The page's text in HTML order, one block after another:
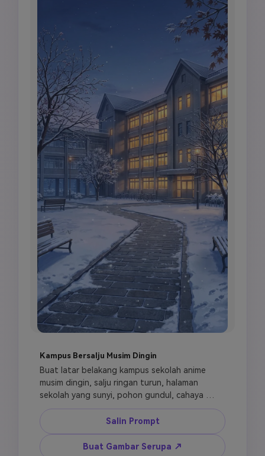
Kampus Bersalju Musim Dingin
Buat latar belakang kampus sekolah anime
musim dingin, salju ringan turun, halaman
sekolah yang sunyi, pohon gundul, cahaya
hangat ruang kelas bersinar dari jendela,
atmosfer malam biru lembut, suasana
kehidupan sekolah yang emosional,
pemandangan anime terperinci, tanpa orang,
Salin Prompt
Buat Gambar Serupa ↗